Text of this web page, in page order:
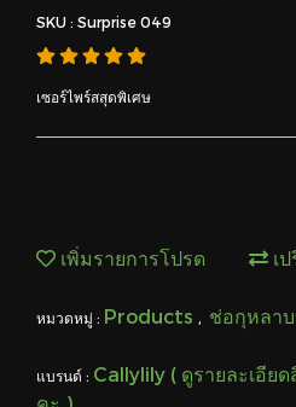
SKU : Surprise 049
เซอร์ไพร์สสุดพิเศษ
เพิ่มรายการโปรด เ
หมวดหมู่ : Products , ช่อกุหลา
แบรนด์ : Callylily ( ดูรายละเอีย